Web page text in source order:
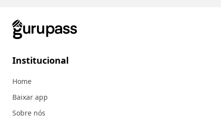
Institucional
Home
Baixar app
Sobre nós